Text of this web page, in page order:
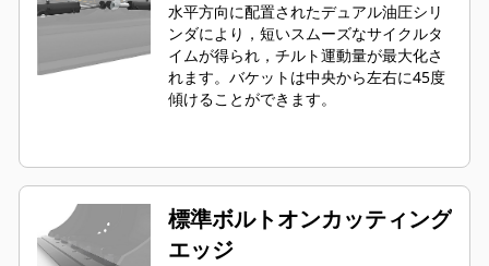
水平方向に配置されたデュアル油圧シリ
ンダにより，短いスムーズなサイクルタ
イムが得られ，チルト運動量が最大化さ
れます。バケットは中央から左右に45度
傾けることができます。
標準ボルトオンカッティング
エッジ